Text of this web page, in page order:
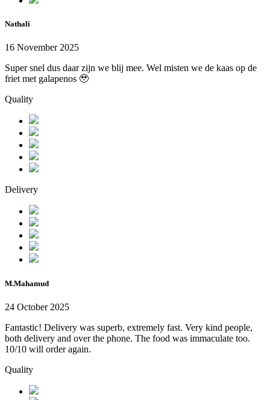
Nathali
16 November 2025
Super snel dus daar zijn we blij mee. Wel misten we de kaas op de
friet met galapenos 🥹
Quality
Delivery
M.Mahamud
24 October 2025
Fantastic! Delivery was superb, extremely fast. Very kind people,
both delivery and over the phone. The food was immaculate too.
10/10 will order again.
Quality